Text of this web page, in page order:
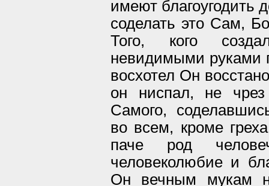
имеют благоугодить
соделать это Сам,
Того, кого
невидимыми руками
восхотел Он
он ниспал, не
Самого,
во всем, кроме
паче род
человеколюбие и
Он вечным мукам